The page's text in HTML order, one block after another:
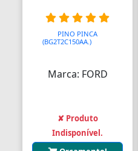
Antenas
Antenas de TV
Anéis
Anéis Adaptadores
PINO PINCA
(BG2T2C150AA.)
Marca: FORD
✘ Produto
Indisponível.